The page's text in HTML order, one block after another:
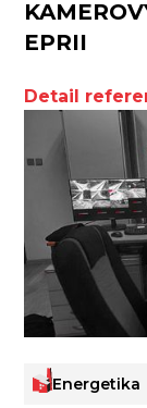
EPRII
Detail
Energetika